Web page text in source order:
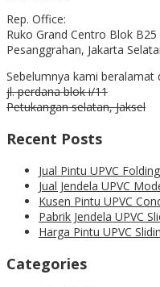
Rep. Office:
Ruko Grand Centro Blok B25
Pesanggrahan, Jakarta
Sebelumnya kami beralamat
jl. perdana blok i/11
Petukangan selatan, Jaksel
Recent Posts
Jual Pintu UPVC
Jual Jendela UPVC
Kusen Pintu UPVC
Pabrik Jendela UPVC
Harga Pintu UPVC
Categories